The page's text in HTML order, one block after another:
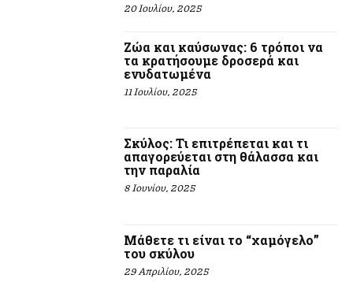
20 Ιουλίου, 2025
Ζώα και καύσωνας: 6 τρόποι να
τα κρατήσουμε δροσερά και
ενυδατωμένα
11 Ιουλίου, 2025
Σκύλος: Τι επιτρέπεται και τι
απαγορεύεται στη θάλασσα και
την παραλία
8 Ιουνίου, 2025
Μάθετε τι είναι το “χαμόγελο”
του σκύλου
29 Απριλίου, 2025